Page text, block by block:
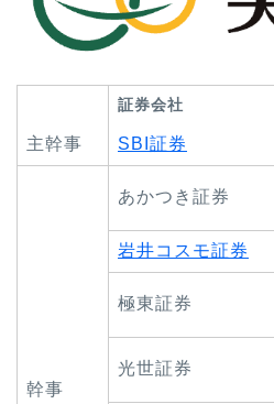
証券会社
主幹事 SBI証券
幹事
あかつき証券
岩井コスモ証券
極東証券
光世証券